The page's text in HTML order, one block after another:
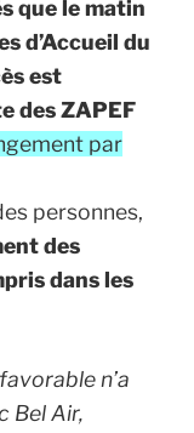
que le matin
d’Accueil du
est
des ZAPEF
par
personnes,
des
dans les
n’a
Bel Air,